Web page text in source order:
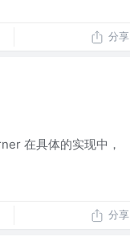
分享
在具体的实现中，
分享